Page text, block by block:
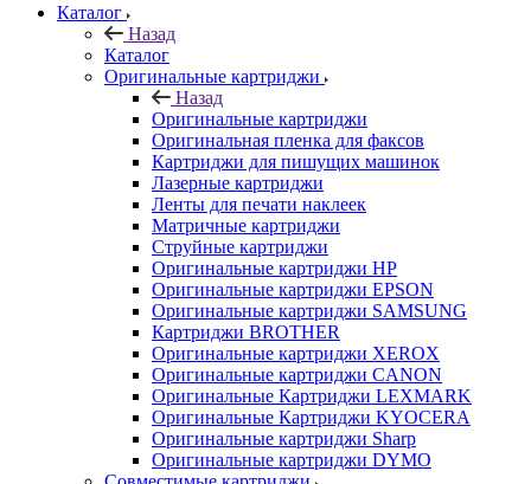
Каталог
Назад
Каталог
Оригинальные картриджи
Назад
Оригинальные картриджи
Оригинальная пленка для факсов
Картриджи для пишущих машинок
Лазерные картриджи
Ленты для печати наклеек
Матричные картриджи
Струйные картриджи
Оригинальные картриджи HP
Оригинальные картриджи EPSON
Оригинальные картриджи SAMSUNG
Картриджи BROTHER
Оригинальные картриджи XEROX
Оригинальные картриджи CANON
Оригинальные Картриджи LEXMARK
Оригинальные Картриджи KYOCERA
Оригинальные картриджи Sharp
Оригинальные картриджи DYMO